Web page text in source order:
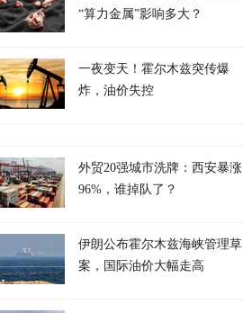
“算力金属”影响多大？
一夜变天！霍尔木兹突传爆
炸，油价失控
外贸20强城市洗牌：西安暴涨
96%，谁掉队了？
伊朗公布霍尔木兹海峡管理草
案，国际油价大幅走高